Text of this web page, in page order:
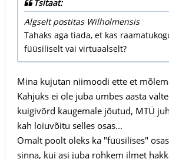
Tsitaat:
Algselt postitas Wilholmensis
Tahaks aga tiada, et kas
füüsiliselt vai virtuaalselt?
Mina kujutan niimoodi ette et
Kahjuks ei ole juba umbes aasta
kuigivõrd kaugemale jõutud, MTÜ
kah loiuvõitu selles osas...
Omalt poolt oleks ka "füüsilises"
sinna, kui asi juba rohkem ilmet